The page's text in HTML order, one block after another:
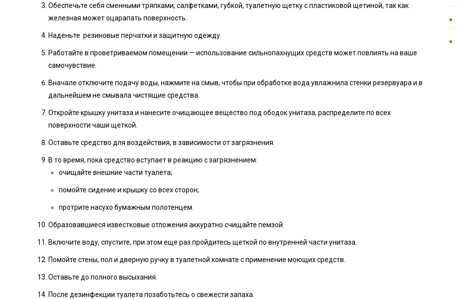
Обеспечьте себя сменными тряпками, салфетками, губкой, туалетную щетку с пластиковой щетиной, так как
железная может оцарапать поверхность.
Наденьте резиновые перчатки и защитную одежду.
Работайте в проветриваемом помещении — использование сильнопахнущих средств может повлиять на ваше
самочувствие.
Вначале отключите подачу воды, нажмите на смыв, чтобы при обработке вода увлажнила стенки резервуара и в
дальнейшем не смывала чистящие средства.
Откройте крышку унитаза и нанесите очищающее вещество под ободок унитаза, распределите по всех
поверхности чаши щеткой.
Оставьте средство для воздействия, в зависимости от загрязнения.
В то время, пока средство вступает в реакцию с загрязнением:
очищайте внешние части туалета;
помойте сидение и крышку со всех сторон;
протрите насухо бумажным полотенцем.
Образовавшиеся известковые отложения аккуратно счищайте пемзой.
Включите воду, спустите, при этом еще раз пройдитесь щеткой по внутренней части унитаза.
Помойте стены, пол и дверную ручку в туалетной комнате с применение моющих средств.
Оставьте до полного высыхания.
После дезинфекции туалета позаботьтесь о свежести запаха.